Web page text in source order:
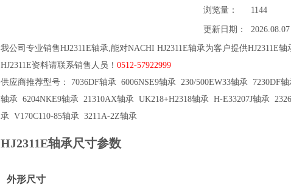
浏览量： 1144
更新日期： 2026.08.07
我公司专业销售HJ2311E轴承,能对NACHI HJ2311E轴承为客户提供HJ2311E
HJ2311E资料请联系销售人员！ 0512-57922999
供应商推荐型号： 7036DF轴承 6006NSE9轴承 230/500EW33轴承 7230DF
轴承 6204NKE9轴承 21310AX轴承 UK218+H2318轴承 H-E33207J轴承
承 V170C110-85轴承 3211A-2Z轴承
HJ2311E轴承尺寸参数
外形尺寸